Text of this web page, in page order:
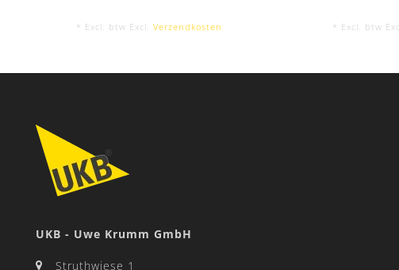
* Excl. btw Excl.Verzendkosten * Excl. btw
UKB - Uwe Krumm GmbH
Struthwiese 1